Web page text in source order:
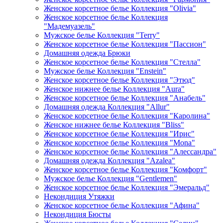
Женское корсетное белье Коллекция "Olivia"
Женское корсетное белье Коллекция
"Мадемуазель"
Мужское белье Коллекция "Terry"
Женское корсетное белье Коллекция "Пассион"
Домашняя одежда Брюки
Женское корсетное белье Коллекция "Стелла"
Мужское белье Коллекция "Enstein"
Женское корсетное белье Коллекция "Этюд"
Женское нижнее белье Коллекция "Aura"
Женское корсетное белье Коллекция "Анабель"
Домашняя одежда Коллекция "Allur"
Женское корсетное белье Коллекция "Каролина"
Женское нижнее белье Коллекция "Bliss"
Женское корсетное белье Коллекция "Ирис"
Женское корсетное белье Коллекция "Mona"
Женское корсетное белье Коллекция "Алессандра"
Домашняя одежда Коллекция "Azalea"
Женское корсетное белье Коллекция "Комфорт"
Мужское белье Коллекция "Gentlemen"
Женское корсетное белье Коллекция "Эмеральд"
Некондиция Утяжки
Женское корсетное белье Коллекция "Афина"
Некондиция Бюсты